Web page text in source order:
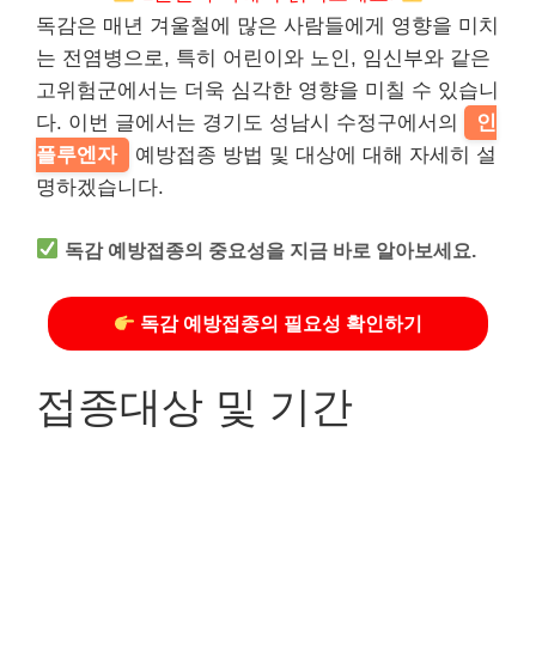
독감은 매년 겨울철에 많은 사람들에게 영향을 미치
는 전염병으로, 특히 어린이와 노인, 임신부와 같은
고위험군에서는 더욱 심각한 영향을 미칠 수 있습니
다. 이번 글에서는 경기도 성남시 수정구에서의
인
플루엔자
예방접종 방법 및 대상에 대해 자세히 설
명하겠습니다.
독감 예방접종의 중요성을 지금 바로 알아보세요.
독감 예방접종의 필요성 확인하기
접종대상 및 기간